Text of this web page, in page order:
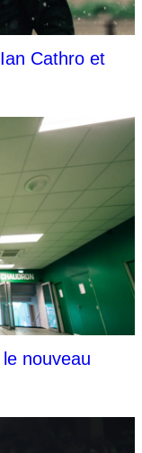
Cathro et
nouveau